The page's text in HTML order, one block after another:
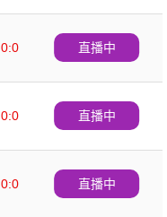
0:0
直播中
0:0
直播中
0:0
直播中